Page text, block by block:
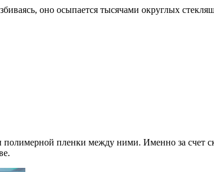
оно осыпается тысячами округлых
пленки между ними. Именно за счет